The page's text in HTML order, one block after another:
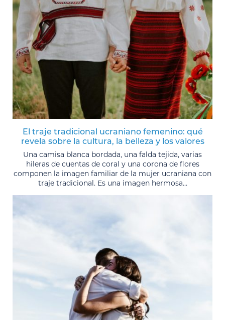
El traje tradicional ucraniano femenino: qué
revela sobre la cultura, la belleza y los valores
Una camisa blanca bordada, una falda tejida, varias
hileras de cuentas de coral y una corona de flores
componen la imagen familiar de la mujer ucraniana con
traje tradicional. Es una imagen hermosa...